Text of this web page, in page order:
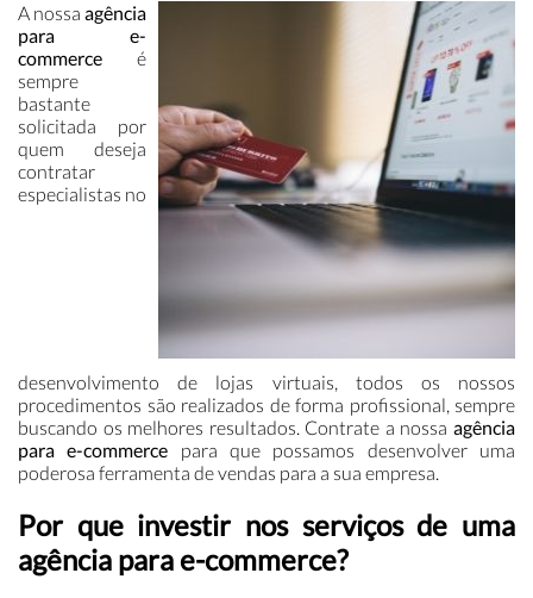
A nossa agência
para e-
commerce é
sempre
bastante
solicitada por
quem deseja
contratar
especialistas no
desenvolvimento de lojas virtuais, todos os nossos
procedimentos são realizados de forma profissional, sempre
buscando os melhores resultados. Contrate a nossa agência
para e-commerce para que possamos desenvolver uma
poderosa ferramenta de vendas para a sua empresa.
Por que investir nos serviços de uma
agência para e-commerce?